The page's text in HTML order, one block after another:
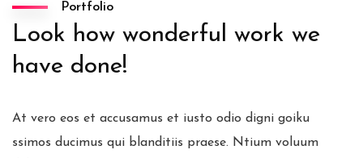
Portfolio
Look how wonderful work we
have done!
At vero eos et accusamus et iusto odio digni goiku
ssimos ducimus qui blanditiis praese. Ntium voluum